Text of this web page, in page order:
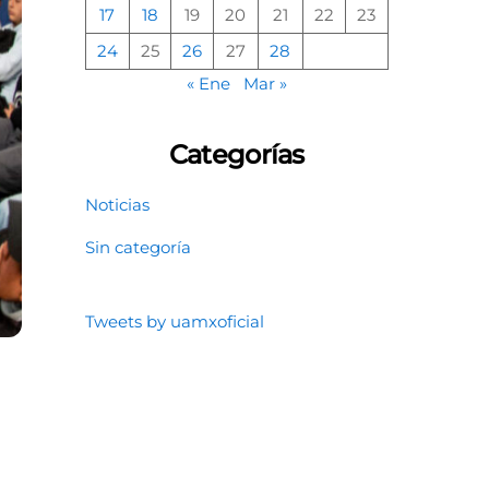
17
18 19 20 21 22
23
24
25 26 27
28
« Ene
Mar »
Categorías
Noticias
Sin categoría
Tweets by uamxoficial